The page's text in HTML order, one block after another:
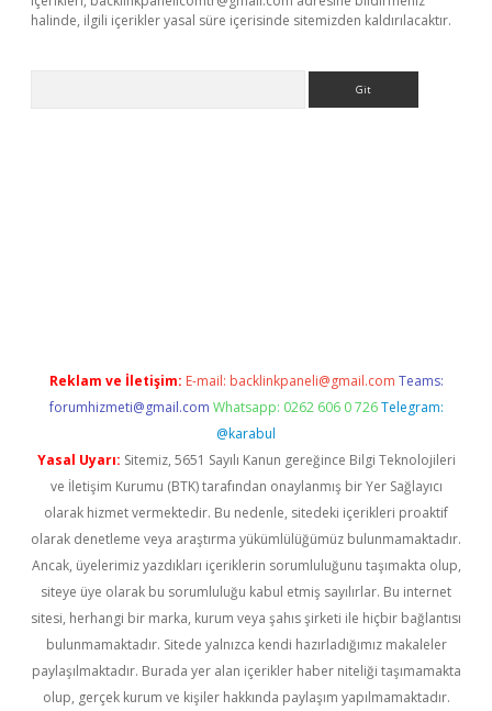
halinde, ilgili içerikler yasal süre içerisinde sitemizden kaldırılacaktır.
Reklam ve İletişim: E-mail: backlinkpaneli@gmail.com Teams:
forumhizmeti@gmail.com Whatsapp: 0262 606 0 726 Telegram:
@karabul
Yasal Uyarı: Sitemiz, 5651 Sayılı Kanun gereğince Bilgi Teknolojileri
ve İletişim Kurumu (BTK) tarafından onaylanmış bir Yer Sağlayıcı
olarak hizmet vermektedir. Bu nedenle, sitedeki içerikleri proaktif
olarak denetleme veya araştırma yükümlülüğümüz bulunmamaktadır.
Ancak, üyelerimiz yazdıkları içeriklerin sorumluluğunu taşımakta olup,
siteye üye olarak bu sorumluluğu kabul etmiş sayılırlar. Bu internet
sitesi, herhangi bir marka, kurum veya şahıs şirketi ile hiçbir bağlantısı
bulunmamaktadır. Sitede yalnızca kendi hazırladığımız makaleler
paylaşılmaktadır. Burada yer alan içerikler haber niteliği taşımamakta
olup, gerçek kurum ve kişiler hakkında paylaşım yapılmamaktadır.